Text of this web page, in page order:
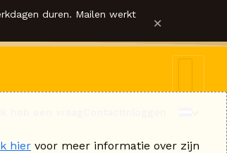
duren. Mailen werkt ×
hier voor meer informatie over zijn